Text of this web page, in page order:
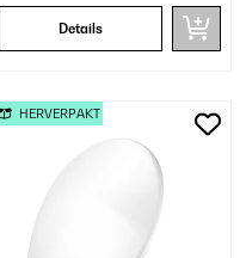
Details
HERVERPAKT